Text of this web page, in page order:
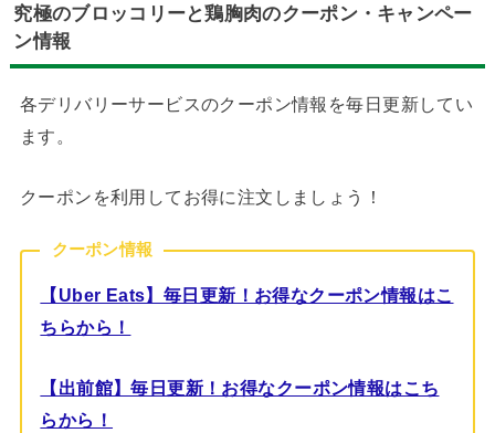
究極のブロッコリーと鶏胸肉のクーポン・キャンペー
ン情報
各デリバリーサービスのクーポン情報を毎日更新してい
ます。
クーポンを利用してお得に注文しましょう！
クーポン情報
【Uber Eats】毎日更新！お得なクーポン情報はこ
ちらから！
【出前館】毎日更新！お得なクーポン情報はこち
らから！